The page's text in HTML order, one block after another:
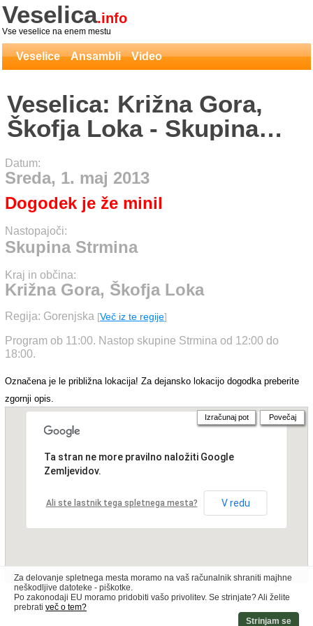
Veselica.info
Vse veselice na enem mestu
Veselice Ansambli Video
Veselica: Križna Gora,
Škofja Loka - Skupina
Strmina
Datum:
Sreda, 1. maj 2013
Dogodek je že minil
Nastopajoči:
Skupina Strmina
Kraj in občina:
Križna Gora, Škofja Loka
Regija: Gorenjska [Več iz te regije]
Program ob 11:00. Nastop skupine Strmina od 12:00 do
18:00.
Označena je le približna lokacija! Za dejansko lokacijo dogodka preberite
zgornji opis.
Ta stran ne more pravilno naložiti Google
Zemljevidov.
Ali ste lastnik tega spletnega mesta? V redu
Izračunaj pot Povečaj
Za delovanje spletnega mesta moramo na vaš računalnik shraniti majhne
neškodljive datoteke - piškotke.
Po zakonodaji EU moramo pridobiti vašo privolitev. Se strinjate? Ali želite
prebrati več o tem?
Strinjam se